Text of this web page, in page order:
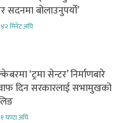
सदनमा बोलाउनुपर्यो’
४२ मिनेट अघि
‘ट्रमा सेन्टर’ निर्माणबारे
दिन सरकारलाई सभामुखको
१ घण्टा अघि